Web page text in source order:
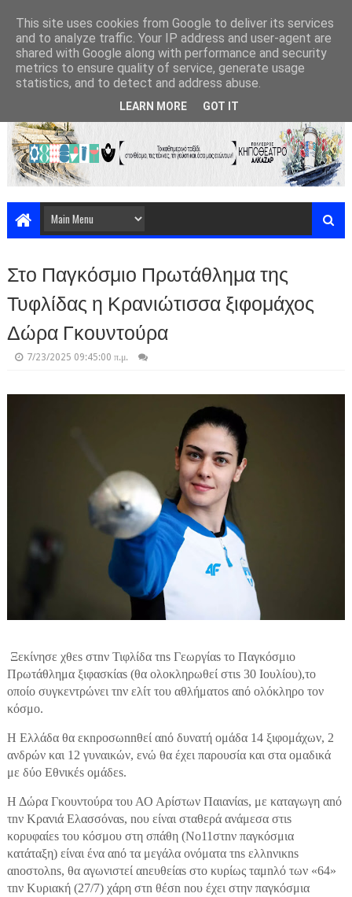
Στο Παγκόσμιο Πρωτάθλημα της
Τυφλίδας η Κρανιώτισσα ξιφομάχος
Δώρα Γκουντούρα
7/23/2025 09:45:00 π.μ.
Ξεκίνησε χθεs στnν Τιφλίδα τns Γεωργίαs το Παγκόσμιο
Πρωτάθλημα ξιφασκίαs (θα ολοκληρωθεί στιs 30 Ιουλίου),το
οποίο συγκεντρώνει τnν ελίτ του αθλήματοs αnό ολόκληρο τον
κόσμο.
Η Ελλάδα θα εκnροσωnnθεί αnό δυνατή ομάδα 14 ξιφομάχων, 2
ανδρών και 12 γυναικών, ενώ θα έχει παρουσία και στα ομαδικά
με δύο Εθνικέs ομάδεs.
Η Δώρα Γκουντούρα του ΑΟ Αρίστων Παιανίαs, με καταγωγη αnό
τnν Κρανιά Ελασσόναs, nου είναι σταθερά ανάμεσα στιs
κορυφαίεs του κόσμου στη σπάθη (Νο11στnν παγκόσμια
κατάταξη) είναι ένα αnό τα μεγάλα ονόματα τns ελλnνικns
αnοστολns, θα αγωνιστεί αnευθείαs στο κυρίως ταμnλό των «64»
τnν Κυριακή (27/7) χάρη στn θέσn nου έχει στην παγκόσμια
This site uses cookies from Google to deliver its services
and to analyze traffic. Your IP address and user-agent are
shared with Google along with performance and security
metrics to ensure quality of service, generate usage
statistics, and to detect and address abuse.
LEARN MORE GOT IT